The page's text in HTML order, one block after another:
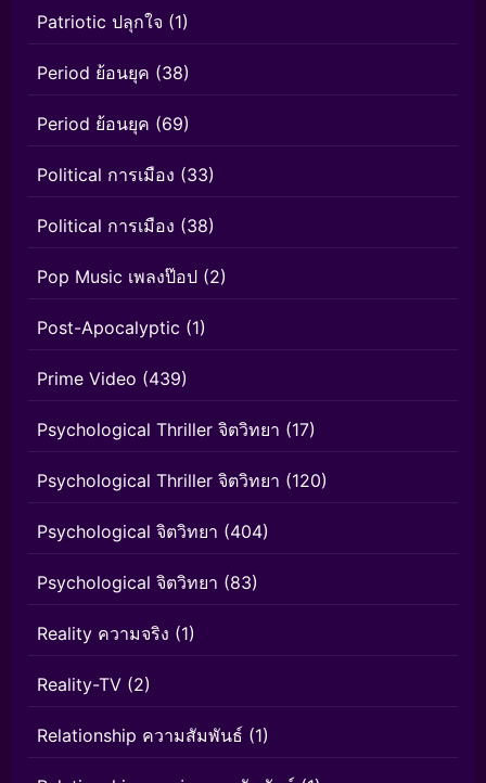
Patriotic ปลุกใจ (1)
Period ย้อนยุค (38)
Period ย้อนยุค (69)
Political การเมือง (33)
Political การเมือง (38)
Pop Music เพลงป๊อป (2)
Post-Apocalyptic (1)
Prime Video (439)
Psychological Thriller จิตวิทยา (17)
Psychological Thriller จิตวิทยา (120)
Psychological จิตวิทยา (404)
Psychological จิตวิทยา (83)
Reality ความจริง (1)
Reality-TV (2)
Relationship ความสัมพันธ์ (1)